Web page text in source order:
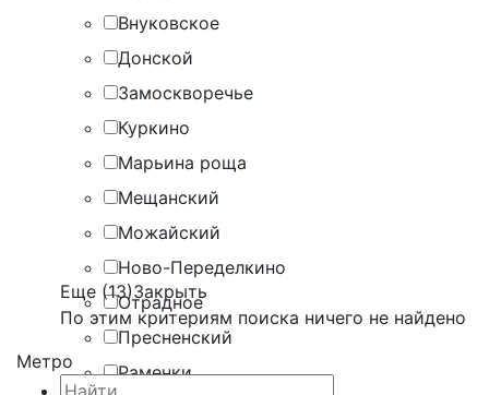
Внуковское
Донской
Замоскворечье
Куркино
Марьина роща
Мещанский
Можайский
Ново-Переделкино
Отрадное
Пресненский
Раменки
Еще (13)Закрыть
По этим критериям поиска ничего не найдено
Метро